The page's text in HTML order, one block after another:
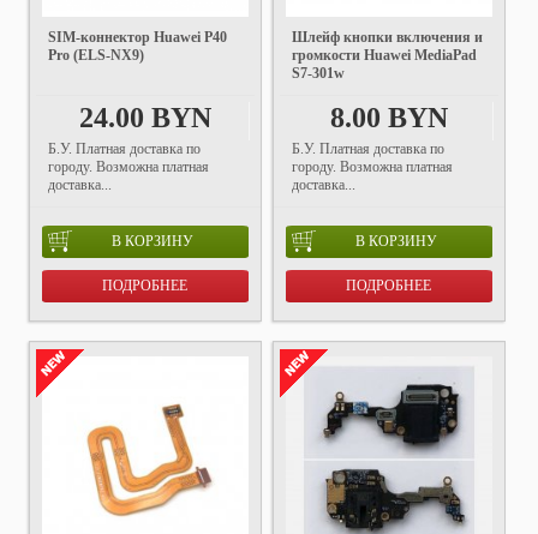
SIM-коннектор Huawei P40
Pro (ELS-NX9)
24.00 BYN
Б.У. Платная доставка по
городу. Возможна платная
доставка...
В КОРЗИНУ
ПОДРОБНЕЕ
Шлейф кнопки включения и
громкости Huawei MediaPad
S7-301w
8.00 BYN
Б.У. Платная доставка по
городу. Возможна платная
доставка...
В КОРЗИНУ
ПОДРОБНЕЕ